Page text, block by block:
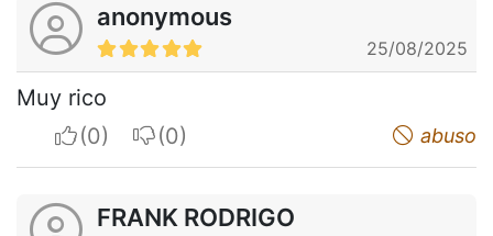
anonymous
25/08/2025
Muy rico
I apreciateI do not appreciate abuso
FRANK RODRIGO